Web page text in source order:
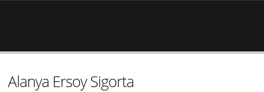
Alanya Ersoy Sigorta